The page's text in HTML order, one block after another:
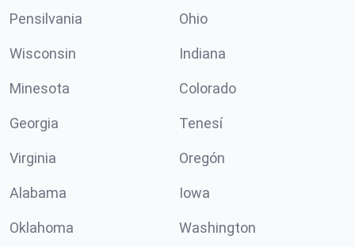
Pensilvania Ohio
Wisconsin Indiana
Minesota Colorado
Georgia Tenesí
Virginia Oregón
Alabama Iowa
Oklahoma Washington